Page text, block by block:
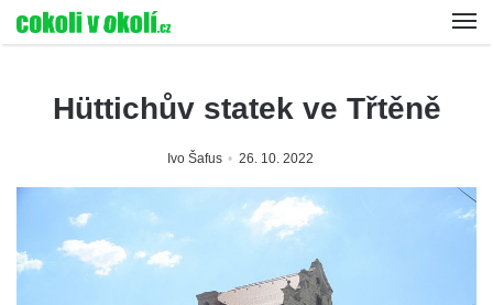
Hüttichův statek ve Třtěně
Ivo Šafus 26. 10. 2022